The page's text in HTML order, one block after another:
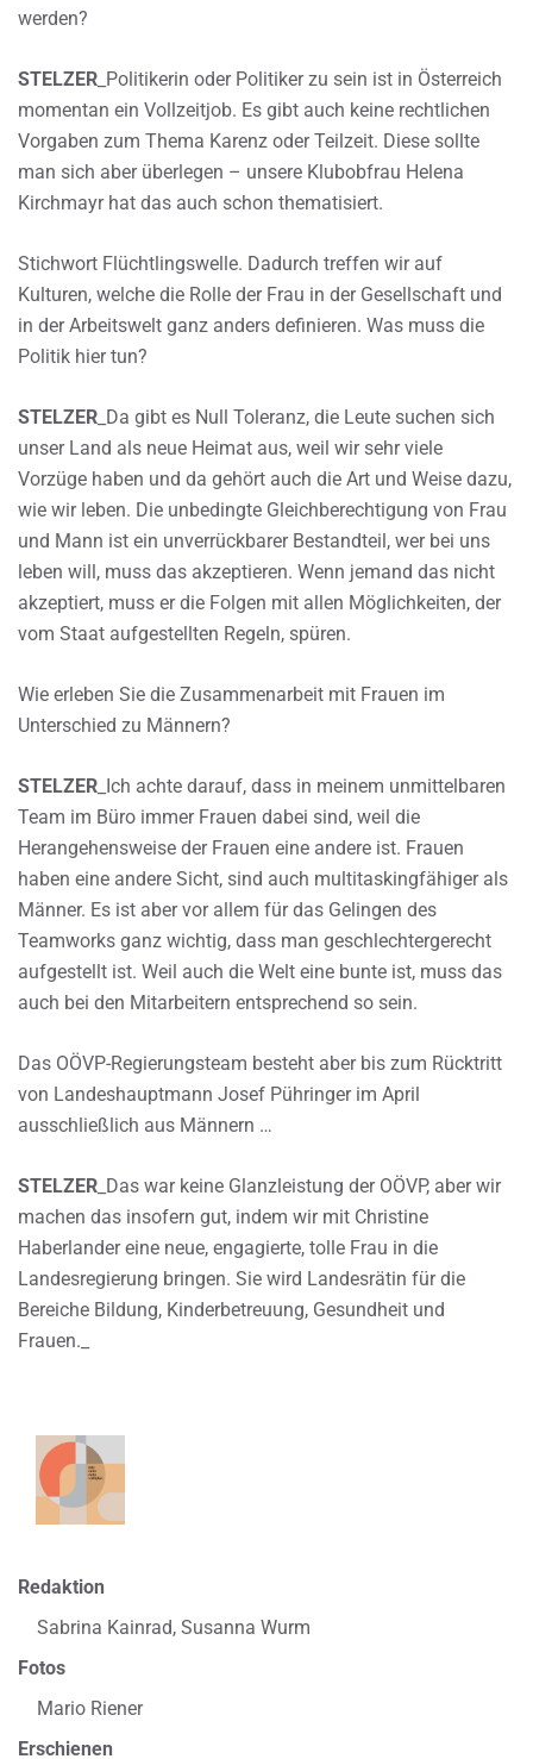
werden?
STELZER _Politikerin oder Politiker zu sein ist in Österreich
momentan ein Vollzeitjob. Es gibt auch keine rechtlichen
Vorgaben zum Thema Karenz oder Teilzeit. Diese sollte
man sich aber überlegen – unsere Klubobfrau Helena
Kirchmayr hat das auch schon thematisiert.
Stichwort Flüchtlingswelle. Dadurch treffen wir auf
Kulturen, welche die Rolle der Frau in der Gesellschaft und
in der Arbeitswelt ganz anders definieren. Was muss die
Politik hier tun?
STELZER _Da gibt es Null Toleranz, die Leute suchen sich
unser Land als neue Heimat aus, weil wir sehr viele
Vorzüge haben und da gehört auch die Art und Weise dazu,
wie wir leben. Die unbedingte Gleichberechtigung von Frau
und Mann ist ein unverrückbarer Bestandteil, wer bei uns
leben will, muss das akzeptieren. Wenn jemand das nicht
akzeptiert, muss er die Folgen mit allen Möglichkeiten, der
vom Staat aufgestellten Regeln, spüren.
Wie erleben Sie die Zusammenarbeit mit Frauen im
Unterschied zu Männern?
STELZER _Ich achte darauf, dass in meinem unmittelbaren
Team im Büro immer Frauen dabei sind, weil die
Herangehensweise der Frauen eine andere ist. Frauen
haben eine andere Sicht, sind auch multitaskingfähiger als
Männer. Es ist aber vor allem für das Gelingen des
Teamworks ganz wichtig, dass man geschlechtergerecht
aufgestellt ist. Weil auch die Welt eine bunte ist, muss das
auch bei den Mitarbeitern entsprechend so sein.
Das OÖVP-Regierungsteam besteht aber bis zum Rücktritt
von Landeshauptmann Josef Pühringer im April
ausschließlich aus Männern …
STELZER _Das war keine Glanzleistung der OÖVP, aber wir
machen das insofern gut, indem wir mit Christine
Haberlander eine neue, engagierte, tolle Frau in die
Landesregierung bringen. Sie wird Landesrätin für die
Bereiche Bildung, Kinderbetreuung, Gesundheit und
Frauen._
Redaktion
Sabrina Kainrad, Susanna Wurm
Fotos
Mario Riener
Erschienen